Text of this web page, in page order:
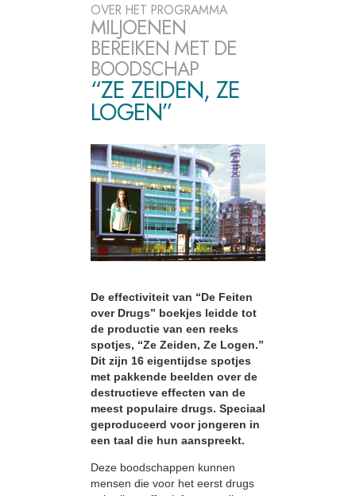
OVER HET PROGRAMMA
MILJOENEN
BEREIKEN MET DE
BOODSCHAP
“ZE ZEIDEN, ZE
LOGEN”
De effectiviteit van “De Feiten
over Drugs” boekjes leidde tot
de productie van een reeks
spotjes, “Ze Zeiden, Ze Logen.”
Dit zijn 16 eigentijdse spotjes
met pakkende beelden over de
destructieve effecten van de
meest populaire drugs. Speciaal
geproduceerd voor jongeren in
een taal die hun aanspreekt.
Deze boodschappen kunnen
mensen die voor het eerst drugs